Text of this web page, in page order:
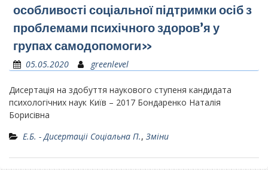
особливості соціальної підтримки осіб з
проблемами психічного здоров’я у
групах самодопомоги»
05.05.2020 greenlevel
Дисертація на здобуття наукового ступеня кандидата
психологічних наук Київ – 2017 Бондаренко Наталія
Борисівна
Е.Б. - Дисертаціі Соціальна П., Зміни